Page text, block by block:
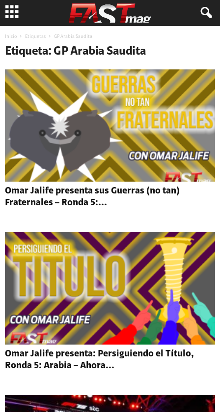
Inicio Etiquetas GP Arabia Saudita
Etiqueta: GP Arabia Saudita
Omar Jalife presenta sus Guerras (no tan)
Fraternales – Ronda 5:...
Omar Jalife presenta: Persiguiendo el Título,
Ronda 5: Arabia – Ahora...